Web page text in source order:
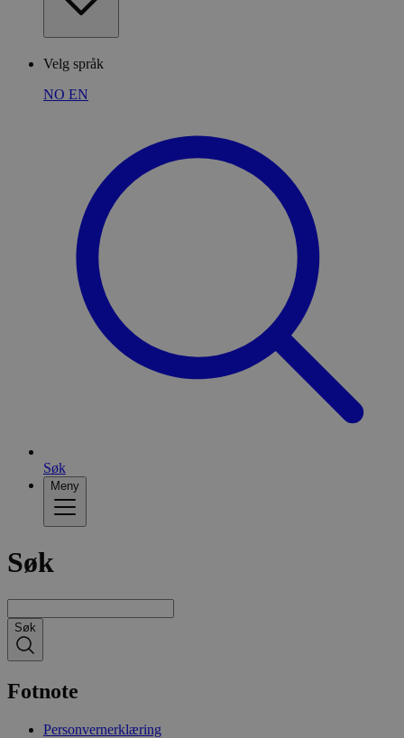
Velg språk
NO EN
Søk
Meny
Søk
Søk
Fotnote
Personvernerklæring